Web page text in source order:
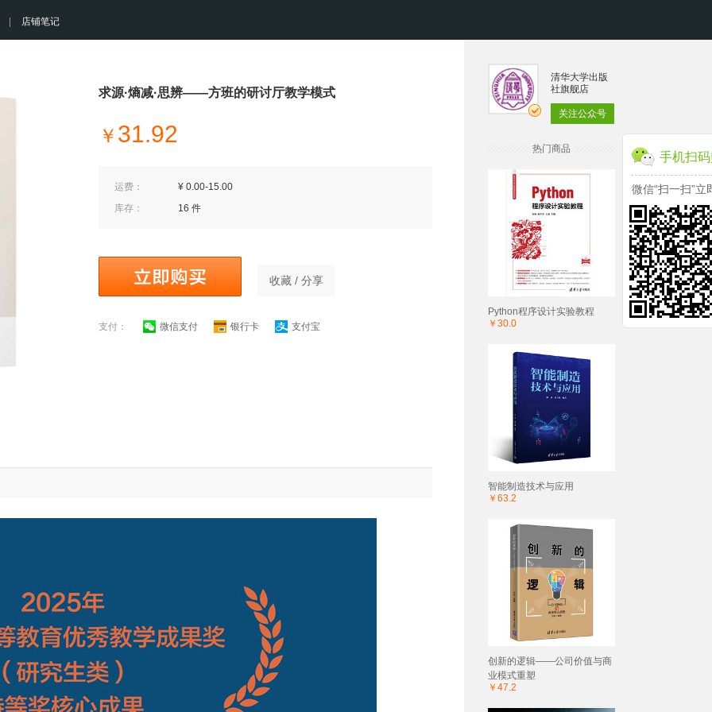
店铺笔记
求源·熵减·思辨——方班的研讨厅教学模式
￥ 31.92
运费：
¥ 0.00-15.00
库存：
16 件
收藏 / 分享
支付： 微信支付 银行卡 支付宝
清华大学出版
社旗舰店
关注公众号
热门商品
Python程序设计实验教程
￥30.0
智能制造技术与应用
￥63.2
创新的逻辑——公司价值与商
业模式重塑
￥47.2
手机扫
微信“扫一扫”立